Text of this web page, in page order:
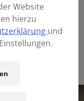
Website
hierzu
und